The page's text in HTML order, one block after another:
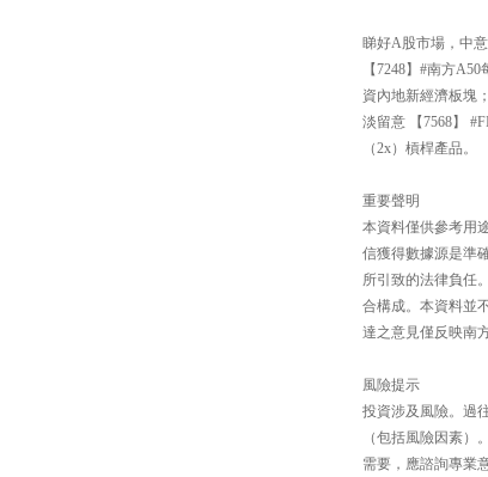
睇好A股市場，中
【7248】#南方
資內地新經濟板塊
淡留意 【7568】
（2x）槓桿產品。
重要聲明
本資料僅供參考用
信獲得數據源是準
所引致的法律負任
合構成。本資料並
達之意見僅反映南
風險提示
投資涉及風險。過
（包括風險因素
需要，應諮詢專業